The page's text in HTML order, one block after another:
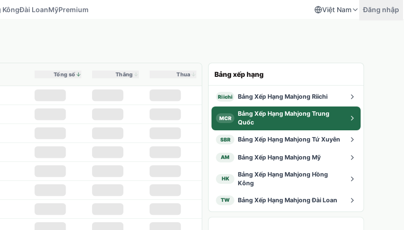
KôngĐài LoanMỹPremium Việt Nam Đăng nhập
Tổng số Thắng Thua Bảng xếp hạng
Riichi Bảng Xếp Hạng Mahjong Riichi
MCR
Bảng Xếp Hạng Mahjong Trung
Quốc
SBR Bảng Xếp Hạng Mahjong Tứ Xuyên
AM Bảng Xếp Hạng Mahjong Mỹ
HK
Bảng Xếp Hạng Mahjong Hồng
Kông
TW Bảng Xếp Hạng Mahjong Đài Loan